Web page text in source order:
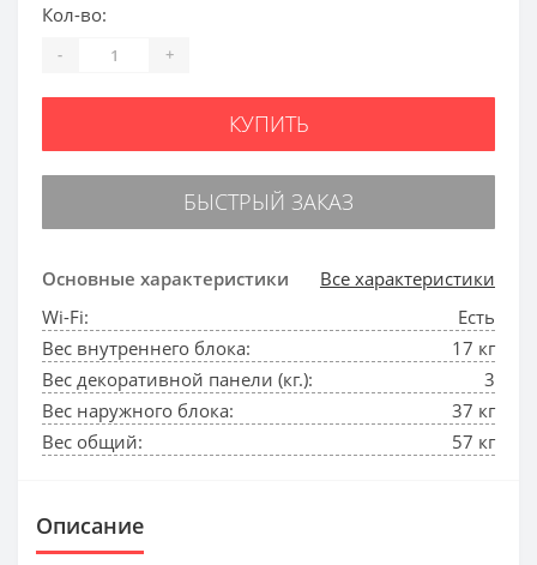
Основные характеристики
Все характеристики
Wi-Fi:
Есть
Вес внутреннего блока:
17 кг
Вес декоративной панели (кг.):
3
Вес наружного блока:
37 кг
Вес общий:
57 кг
Кол-во:
- +
КУПИТЬ
БЫСТРЫЙ ЗАКАЗ
Описание